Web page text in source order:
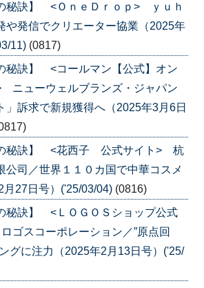
秘訣】 <ＯｎｅＤｒｏｐ> ｙｕｈ
や発信でクリエーター協業（2025年
11) (0817)
秘訣】 <コールマン【公式】オン
ニューウェルブランズ・ジャパン
」訴求で新規獲得へ（2025年3月6日
の秘訣】 <花西子 公式サイト> 杭
公司／世界１１０カ国で中華コスメ
月27日号）('25/03/04) (0816)
秘訣】 <ＬＯＧＯＳショップ公式
ゴスコーポレーション／”原点回
グに注力（2025年2月13日号）('25/